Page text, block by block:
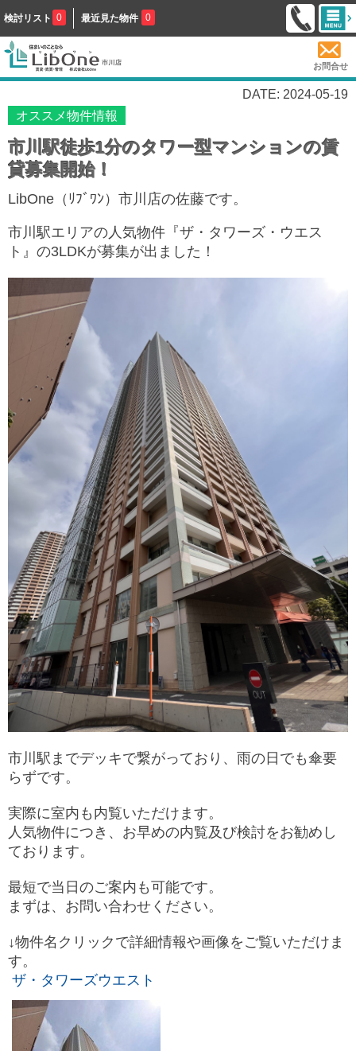
検討リスト 0 最近見た物件 0
お問合せ
DATE: 2024-05-19
オススメ物件情報
市川駅徒歩1分のタワー型マンションの賃
貸募集開始！
LibOne（ﾘﾌﾞﾜﾝ）市川店の佐藤です。
市川駅エリアの人気物件『ザ・タワーズ・ウエス
ト』の3LDKが募集が出ました！
市川駅までデッキで繋がっており、雨の日でも傘要
らずです。
実際に室内も内覧いただけます。
人気物件につき、お早めの内覧及び検討をお勧めし
ております。
最短で当日のご案内も可能です。
まずは、お問い合わせください。
↓物件名クリックで詳細情報や画像をご覧いただけま
す。
ザ・タワーズウエスト